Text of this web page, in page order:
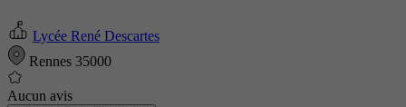
Lycée René Descartes
Rennes 35000
Aucun avis